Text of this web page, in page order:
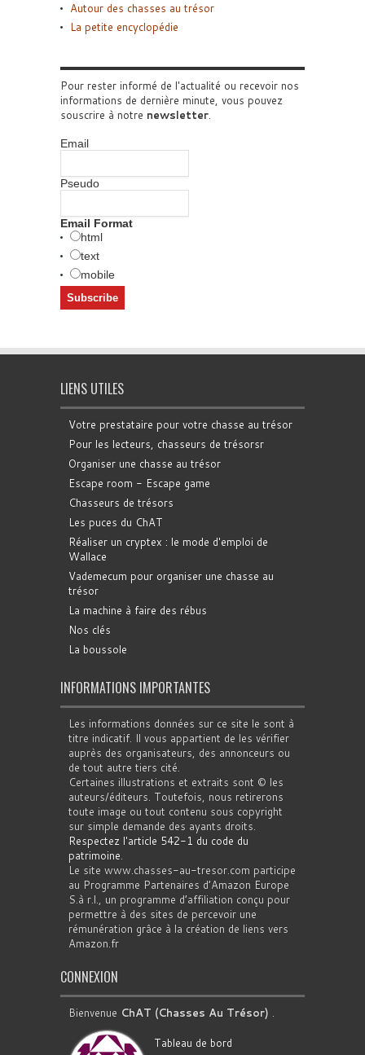
Autour des chasses au trésor
La petite encyclopédie
Pour rester informé de l'actualité ou recevoir nos
informations de dernière minute, vous pouvez
souscrire à notre newsletter.
Email
Pseudo
Email Format
html
text
mobile
LIENS UTILES
Votre prestataire pour votre chasse au trésor
Pour les lecteurs, chasseurs de trésorsr
Organiser une chasse au trésor
Escape room - Escape game
Chasseurs de trésors
Les puces du ChAT
Réaliser un cryptex : le mode d'emploi de
Wallace
Vademecum pour organiser une chasse au
trésor
La machine à faire des rébus
Nos clés
La boussole
INFORMATIONS IMPORTANTES
Les informations données sur ce site le sont à
titre indicatif. Il vous appartient de les vérifier
auprès des organisateurs, des annonceurs ou
de tout autre tiers cité.
Certaines illustrations et extraits sont © les
auteurs/éditeurs. Toutefois, nous retirerons
toute image ou tout contenu sous copyright
sur simple demande des ayants droits.
Respectez l'article 542-1 du code du
patrimoine.
Le site www.chasses-au-tresor.com participe
au Programme Partenaires d’Amazon Europe
S.à r.l., un programme d’affiliation conçu pour
permettre à des sites de percevoir une
rémunération grâce à la création de liens vers
Amazon.fr
CONNEXION
Bienvenue ChAT (Chasses Au Trésor) .
Tableau de bord